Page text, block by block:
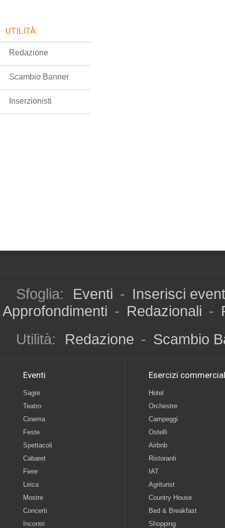
UTILITÀ:
Redazione
Scambio Banner
Inserzionisti
Sfoglia: Eventi - Inserisci
Approfondimenti - Redazionali -
Utilità:
Redazione - Scambio
Eventi
Sagre
Teatro
Cinema
Feste
Spettacoli
Cabaret
Fiere
Lirica
Mostre
Concerti
Incontri
Esercizi
Hotel
Orchestre
Campeggi
Ostelli
Airbnb
Ristoranti
IAT
Agriturist
Country House
Bed & Breakfast
Shopping